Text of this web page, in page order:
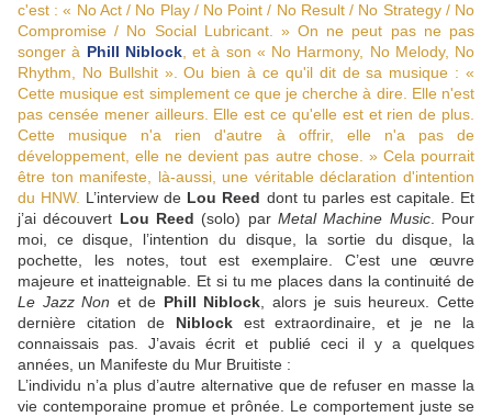
c'est :« No Act / No Play / No Point / No Result / No Strategy / No
Compromise / No Social Lubricant.
»On ne peut pas ne pas
songer à Phill Niblock, et à son « No Harmony, No Melody, No
Rhythm, No Bullshit ». Ou bien à ce qu'il dit de sa musique :«
Cette musique est simplement ce que je cherche à dire. Elle n'est
pas censée mener ailleurs. Elle est ce qu'elle est et rien de plus.
Cette musique n'a rien d'autre à offrir, elle n'a pas de
développement, elle ne devient pas autre chose. »Cela pourrait
être ton manifeste, là-aussi, une véritable déclaration d'intention
du HNW. L’interview de Lou Reed dont tu parles est capitale. Et
j’ai découvert Lou Reed (solo) parMetal Machine Music. Pour
moi, ce disque, l’intention du disque, la sortie du disque, la
pochette, les notes, tout est exemplaire. C’est une œuvre
majeure et inatteignable. Et si tu me places dans la continuité de
Le Jazz Non et de Phill Niblock , alors je suis heureux. Cette
dernière citation de Niblockest extraordinaire, et je ne la
connaissais pas. J’avais écrit et publié ceci il y a quelques
années, un Manifeste du Mur Bruitiste :
L’individu n’a plus d’autre alternative que de refuser en masse la
vie contemporaine promue et prônée. Le comportement juste se